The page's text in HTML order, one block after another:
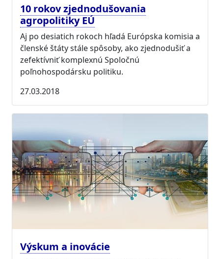
10 rokov zjednodušovania
agropolitiky EÚ
Aj po desiatich rokoch hľadá Európska komisia a
členské štáty stále spôsoby, ako zjednodušiť a
zefektívniť komplexnú Spoločnú
poľnohospodársku politiku.
27.03.2018
Výskum a inovácie